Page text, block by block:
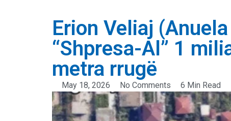
Erion Veliaj
“Shpresa-Al” 1
metra rrugë
May 18, 2026 No Comments 6 Min Read